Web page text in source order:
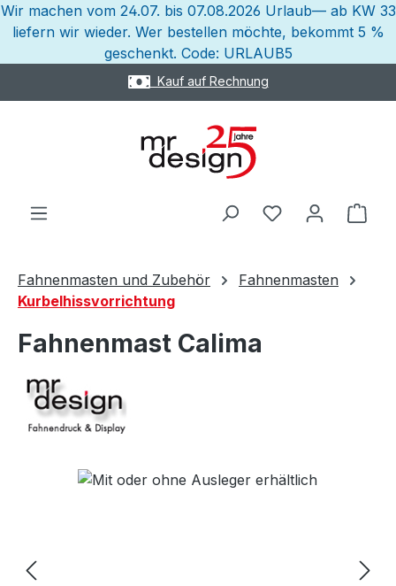
Zum Hauptinhalt springen
Wir machen vom 24.07. bis 07.08.2026 Urlaub— ab KW 33
liefern wir wieder. Wer bestellen möchte, bekommt 5 %
geschenkt. Code: URLAUB5
Kauf auf Rechnung
Fahnenmasten und Zubehör
Fahnenmasten
Kurbelhissvorrichtung
Fahnenmast Calima
Bildergalerie überspringen